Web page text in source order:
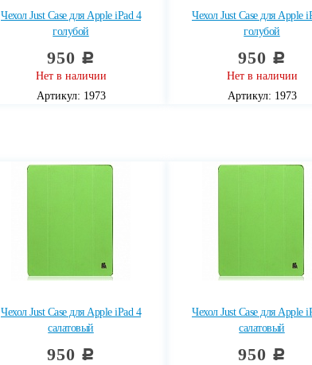
Чехол Just Case для Apple iPad 4
голубой
950 c
Нет в наличии
Артикул: 1973
Чехол Just Case для Apple
голубой
950 c
Нет в наличии
Артикул: 1973
Чехол Just Case для Apple iPad 4
салатовый
950 c
Чехол Just Case для Apple
салатовый
950 c